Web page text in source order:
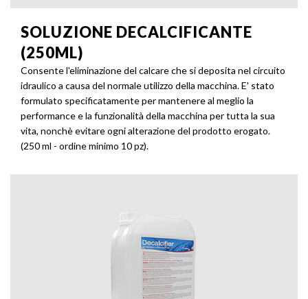
SOLUZIONE DECALCIFICANTE
(250ML)
Consente l'eliminazione del calcare che si deposita nel circuito
idraulico a causa del normale utilizzo della macchina. E' stato
formulato specificatamente per mantenere al meglio la
performance e la funzionalità della macchina per tutta la sua
vita, nonchè evitare ogni alterazione del prodotto erogato.
(250 ml - ordine minimo 10 pz).